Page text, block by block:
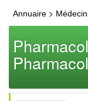
Annuaire >